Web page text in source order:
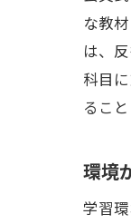
な教
は、
科目
るこ
環境
学習